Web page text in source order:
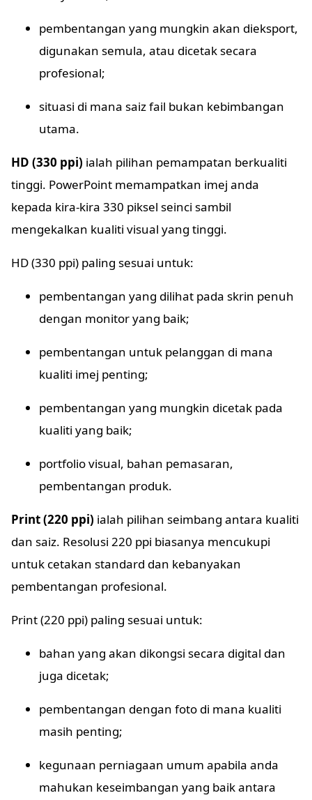
pembentangan yang mungkin akan dieksport,
digunakan semula, atau dicetak secara
profesional;
situasi di mana saiz fail bukan kebimbangan
utama.
HD (330 ppi) ialah pilihan pemampatan berkualiti
tinggi. PowerPoint memampatkan imej anda
kepada kira-kira 330 piksel seinci sambil
mengekalkan kualiti visual yang tinggi.
HD (330 ppi) paling sesuai untuk:
pembentangan yang dilihat pada skrin penuh
dengan monitor yang baik;
pembentangan untuk pelanggan di mana
kualiti imej penting;
pembentangan yang mungkin dicetak pada
kualiti yang baik;
portfolio visual, bahan pemasaran,
pembentangan produk.
Print (220 ppi) ialah pilihan seimbang antara kualiti
dan saiz. Resolusi 220 ppi biasanya mencukupi
untuk cetakan standard dan kebanyakan
pembentangan profesional.
Print (220 ppi) paling sesuai untuk:
bahan yang akan dikongsi secara digital dan
juga dicetak;
pembentangan dengan foto di mana kualiti
masih penting;
kegunaan perniagaan umum apabila anda
mahukan keseimbangan yang baik antara